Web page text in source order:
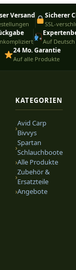
Versand Sicherer
SSL-
Auf
24 Mo. Garantie
Auf alle Produkte
KATEGORIEN
›
Avid Carp
Bivvys
›
Spartan
Schlauchboote
›Alle Produkte
›
Zubehör &
Ersatzteile
›Angebote